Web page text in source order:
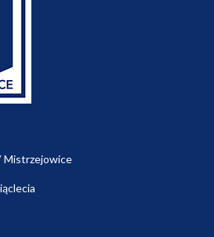
Mistrzejowice